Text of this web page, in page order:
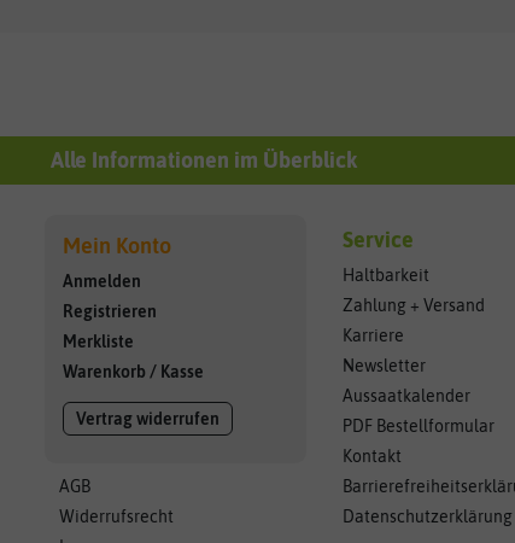
Alle Informationen im Überblick
Mein Konto
Anmelden
Registrieren
Merkliste
Warenkorb / Kasse
Vertrag widerrufen
AGB
Widerrufsrecht
Service
Haltbarkeit
Zahlung + Versand
Karriere
Newsletter
Aussaatkalender
PDF Bestellformular
Kontakt
Datenschutzerklärung